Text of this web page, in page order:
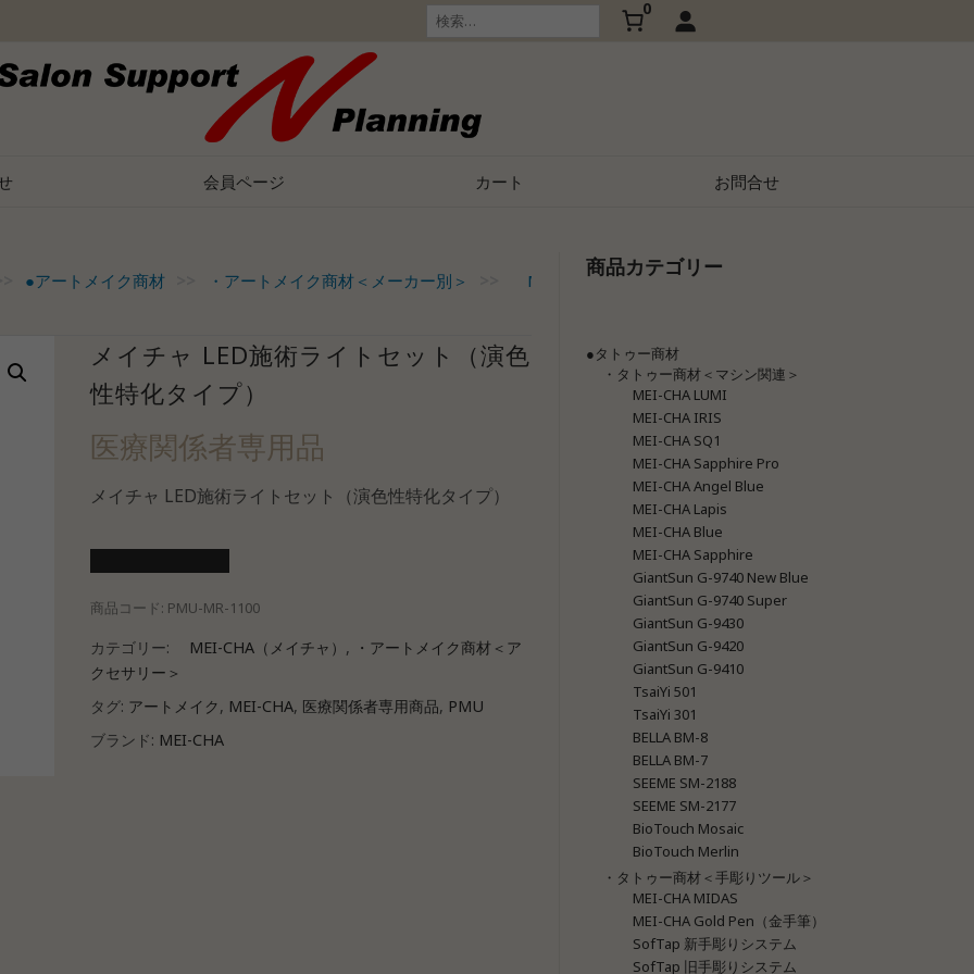
検
索:
0
会員ページ カート お問合せ
●アートメイク商材 ・アートメイク商材＜メーカー別＞ MEI-CHA（メイチャ）
メイチャ LED施術ライトセット（演色
性特化タイプ）
医療関係者専用品
メイチャ LED施術ライトセット（演色性特化タイプ）
商品コード: PMU-MR-1100
カテゴリー: MEI-CHA（メイチャ） , ・アートメイク商材＜ア
クセサリー＞
タグ: アートメイク, MEI-CHA, 医療関係者専用商品, PMU
ブランド: MEI-CHA
商品カテゴリー
●タトゥー商材
・タトゥー商材＜マシン関連＞
MEI-CHA LUMI
MEI-CHA IRIS
MEI-CHA SQ1
MEI-CHA Sapphire Pro
MEI-CHA Angel Blue
MEI-CHA Lapis
MEI-CHA Blue
MEI-CHA Sapphire
GiantSun G-9740 New Blue
GiantSun G-9740 Super
GiantSun G-9430
GiantSun G-9420
GiantSun G-9410
TsaiYi 501
TsaiYi 301
BELLA BM-8
BELLA BM-7
SEEME SM-2188
SEEME SM-2177
BioTouch Mosaic
BioTouch Merlin
・タトゥー商材＜手彫りツール＞
MEI-CHA MIDAS
MEI-CHA Gold Pen（金手筆）
SofTap 新手彫りシステム
SofTap 旧手彫りシステム